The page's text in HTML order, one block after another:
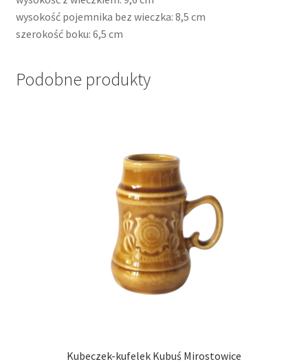
wysokość pojemnika bez wieczka: 8,5 cm
szerokość boku: 6,5 cm
Podobne produkty
Kubeczek-kufelek Kubuś Mirostowice